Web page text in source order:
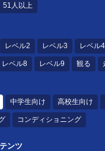
51人以上
レベル2 レベル3 レベル4
レベル8 レベル9 観る
中学生向け 高校生向け
コンディショニング
ンツ